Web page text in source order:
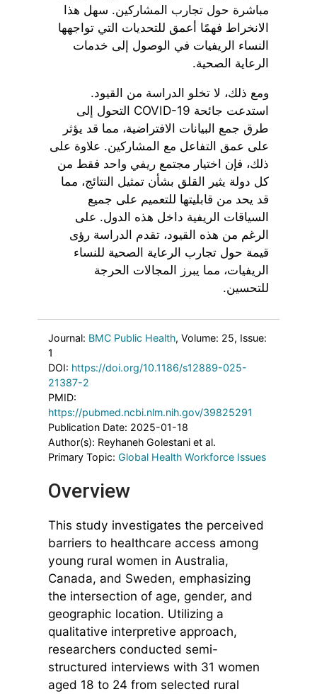
مباشرة حول تجارب المشاركين. سهل هذا
الانخراط فهمًا أعمق للتحديات التي تواجهها
النساء الريفيات في الوصول إلى خدمات
الرعاية الصحية.
ومع ذلك، لا تخلو الدراسة من القيود.
استدعت جائحة COVID-19 التحول إلى
طرق جمع البيانات الافتراضية، مما قد يؤثر
على عمق التفاعل مع المشاركين. علاوة على
ذلك، فإن اختيار مجتمع ريفي واحد فقط من
كل دولة يثير القلق بشأن تمثيل النتائج، مما
قد يحد من قابليتها للتعميم على جميع
السياقات الريفية داخل هذه الدول. على
الرغم من هذه القيود، تقدم الدراسة رؤى
قيمة حول تجارب الرعاية الصحية للنساء
الريفيات، مما يبرز المجالات الحرجة
للتحسين.
Journal: BMC Public Health, Volume: 25, Issue:
1
DOI: https://doi.org/10.1186/s12889-025-
21387-2
PMID:
https://pubmed.ncbi.nlm.nih.gov/39825291
Publication Date: 2025-01-18
Author(s): Reyhaneh Golestani et al.
Primary Topic: Global Health Workforce Issues
Overview
This study investigates the perceived
barriers to healthcare access among
young rural women in Australia,
Canada, and Sweden, emphasizing
the intersection of age, gender, and
geographic location. Utilizing a
qualitative interpretive approach,
researchers conducted semi-
structured interviews with 31 women
aged 18 to 24 from selected rural